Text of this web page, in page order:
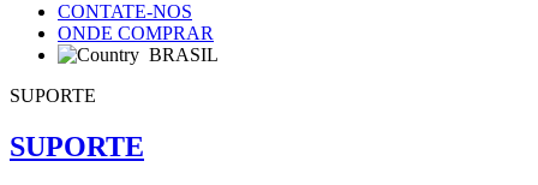
CONTATE-NOS
ONDE COMPRAR
BRASIL
SUPORTE
SUPORTE